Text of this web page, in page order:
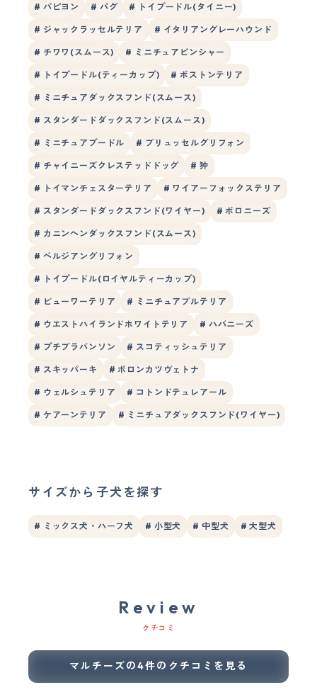
# パピヨン # パグ # トイプードル(タイニー)
# ジャックラッセルテリア # イタリアングレーハウンド
# チワワ(スムース) # ミニチュアピンシャー
# トイプードル(ティーカップ) # ボストンテリア
# ミニチュアダックスフンド(スムース)
# スタンダードダックスフンド(スムース)
# ミニチュアプードル # ブリュッセルグリフォン
# チャイニーズクレステッドドッグ # 狆
# トイマンチェスターテリア # ワイアーフォックステリア
# スタンダードダックスフンド(ワイヤー) # ボロニーズ
# カニンヘンダックスフンド(スムース)
# ベルジアングリフォン
# トイプードル(ロイヤルティーカップ)
# ビューワーテリア # ミニチュアブルテリア
# ウエストハイランドホワイトテリア # ハバニーズ
# プチブラバンソン # スコティッシュテリア
# スキッパーキ # ボロンカツヴェトナ
# ウェルシュテリア # コトンドテュレアール
# ケアーンテリア # ミニチュアダックスフンド(ワイヤー)
サイズから子犬を探す
# ミックス犬・ハーフ犬 # 小型犬 # 中型犬 # 大型犬
Review
クチコミ
マルチーズの4件のクチコミを見る